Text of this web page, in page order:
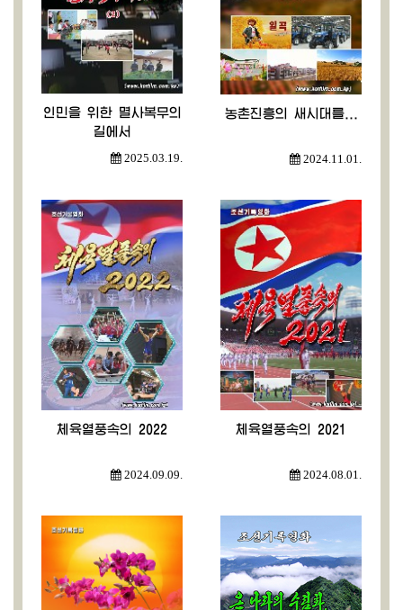
인민을 위한 멸사복무의
길에서
2025.03.19.
농촌진흥의 새시대를...
2024.11.01.
체육열풍속의 2022
2024.09.09.
체육열풍속의 2021
2024.08.01.